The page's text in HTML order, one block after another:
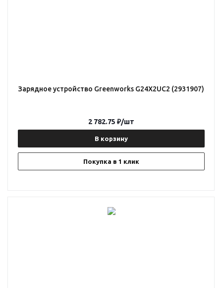
Зарядное устройство Greenworks G24X2UC2 (2931907)
В корзину
Покупка в 1 клик
2 782.75 ₽/шт